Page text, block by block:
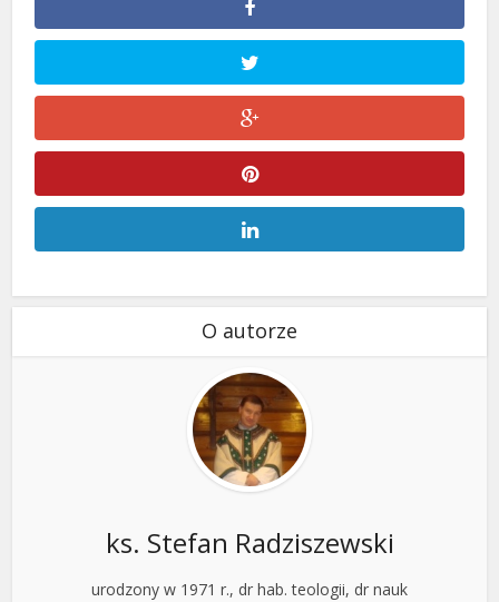
O autorze
ks. Stefan Radziszewski
urodzony w 1971 r., dr hab. teologii, dr nauk